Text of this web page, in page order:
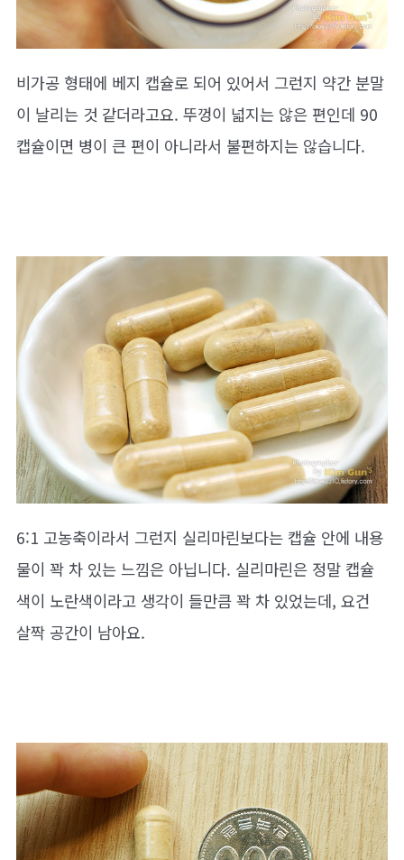
비가공 형태에 베지 캡슐로 되어 있어서 그런지 약간 분말
이 날리는 것 같더라고요. 뚜껑이 넓지는 않은 편인데 90
캡슐이면 병이 큰 편이 아니라서 불편하지는 않습니다.
6:1 고농축이라서 그런지 실리마린보다는 캡슐 안에 내용
물이 꽉 차 있는 느낌은 아닙니다. 실리마린은 정말 캡슐
색이 노란색이라고 생각이 들만큼 꽉 차 있었는데, 요건
살짝 공간이 남아요.